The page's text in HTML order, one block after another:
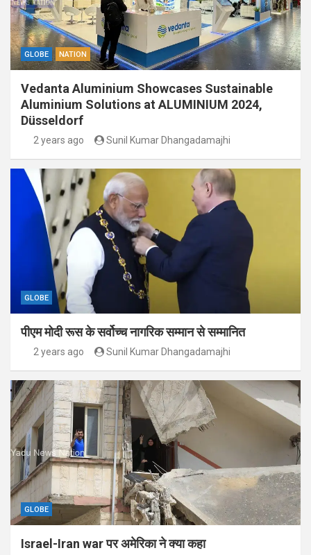
GLOBE NATION
Vedanta Aluminium Showcases Sustainable
Aluminium Solutions at ALUMINIUM 2024,
Düsseldorf
2 years ago Sunil Kumar Dhangadamajhi
GLOBE
पीएम मोदी रूस के सर्वोच्च नागरिक सम्मान से सम्मानित
2 years ago Sunil Kumar Dhangadamajhi
GLOBE
Israel-Iran war पर अमेरिका ने क्या कहा